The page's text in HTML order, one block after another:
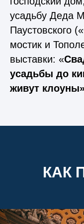
усадьбу Деда
Паустовского
мостик и
выставки: «
усадьбы до
живут
КАК